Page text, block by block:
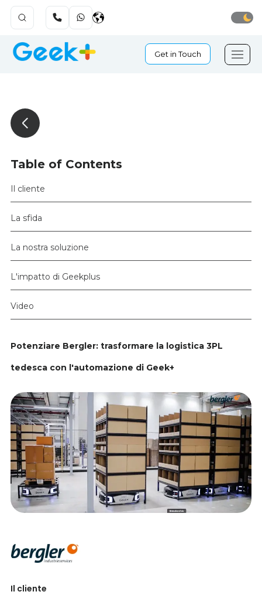
Get in Touch
Table of Contents
Il cliente
La sfida
La nostra soluzione
L'impatto di Geekplus
Video
Potenziare Bergler: trasformare la logistica 3PL
tedesca con l'automazione di Geek+
Il cliente